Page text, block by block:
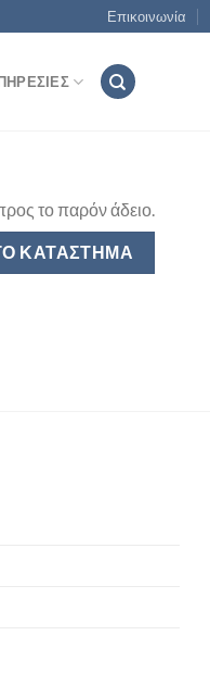
Επικοινωνία
το παρόν άδειο.
ΚΑΤΆΣΤΗΜΑ